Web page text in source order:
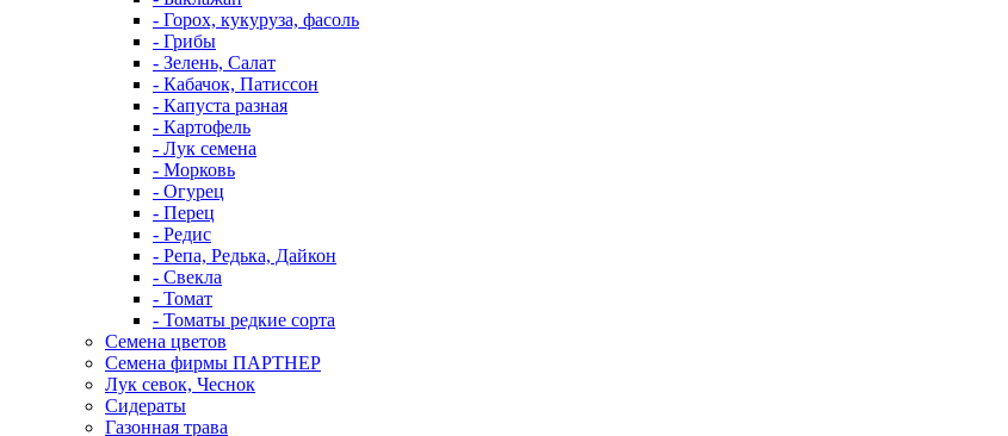
- Горох, кукуруза, фасоль
- Грибы
- Зелень, Салат
- Кабачок, Патиссон
- Капуста разная
- Картофель
- Лук семена
- Морковь
- Огурец
- Перец
- Редис
- Репа, Редька, Дайкон
- Свекла
- Томат
- Томаты редкие сорта
Семена цветов
Семена фирмы ПАРТНЕР
Лук севок, Чеснок
Сидераты
Газонная трава